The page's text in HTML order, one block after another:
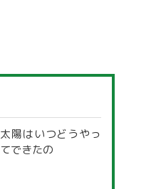
太陽はいつどうやっ
てできたの